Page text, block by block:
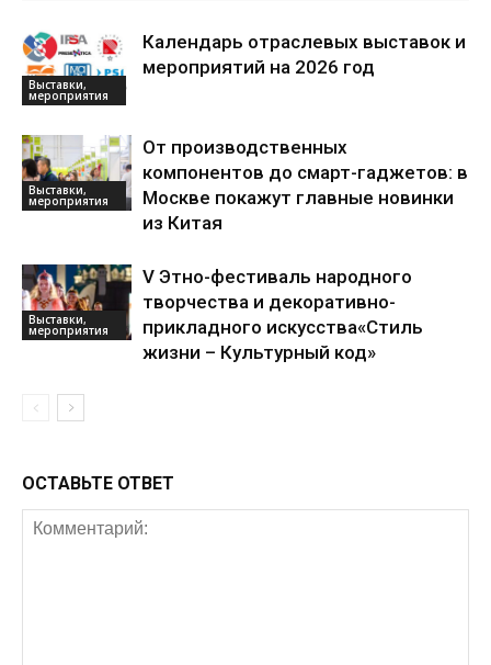
Выставки,
мероприятия
Календарь отраслевых выставок и
мероприятий на 2026 год
Выставки,
мероприятия
От производственных
компонентов до смарт-гаджетов: в
Москве покажут главные новинки
из Китая
Выставки,
мероприятия
V Этно-фестиваль народного
творчества и декоративно-
прикладного искусства«Стиль
жизни – Культурный код»
ОСТАВЬТЕ ОТВЕТ